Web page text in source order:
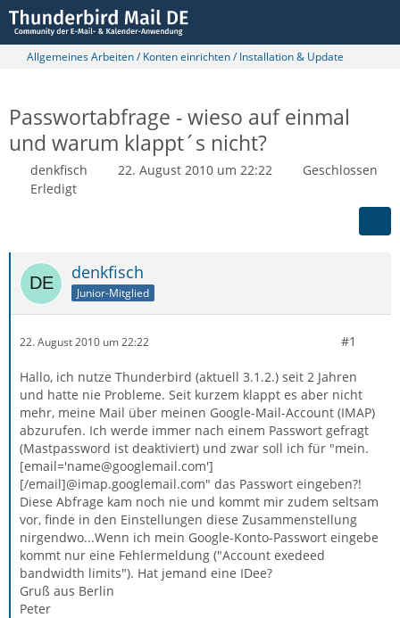
Allgemeines Arbeiten / Konten einrichten / Installation & Update
Passwortabfrage - wieso auf einmal
und warum klappt´s nicht?
denkfisch 22. August 2010 um 22:22
Geschlossen
Erledigt
denkfisch
Junior-Mitglied
22. August 2010 um 22:22 #1
Hallo, ich nutze Thunderbird (aktuell 3.1.2.) seit 2 Jahren
und hatte nie Probleme. Seit kurzem klappt es aber nicht
mehr, meine Mail über meinen Google-Mail-Account (IMAP)
abzurufen. Ich werde immer nach einem Passwort gefragt
(Mastpassword ist deaktiviert) und zwar soll ich für "mein.
[email='name@googlemail.com']
[/email]@imap.googlemail.com" das Passwort eingeben?!
Diese Abfrage kam noch nie und kommt mir zudem seltsam
vor, finde in den Einstellungen diese Zusammenstellung
nirgendwo...Wenn ich mein Google-Konto-Passwort eingebe
kommt nur eine Fehlermeldung ("Account exedeed
bandwidth limits"). Hat jemand eine IDee?
Gruß aus Berlin
Peter